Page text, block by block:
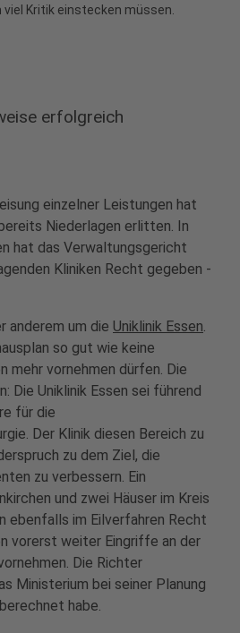
Kritik einstecken müssen.
erfolgreich
einzelner Leistungen hat
Niederlagen erlitten. In
hat das Verwaltungsgericht
Kliniken Recht gegeben -
anderem um die Uniklinik Essen.
so gut wie keine
mehr vornehmen dürfen. Die
Die Uniklinik Essen sei führend
für die
Der Klinik diesen Bereich zu
zu dem Ziel, die
zu verbessern. Ein
und zwei Häuser im Kreis
ebenfalls im Eilverfahren Recht
vorerst weiter Eingriffe an der
Die Richter
Ministerium bei seiner Planung
habe.